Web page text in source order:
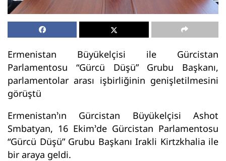
Ermenistan Büyükelçisi ile Gürcistan
Parlamentosu “Gürcü Düşü” Grubu Başkanı,
parlamentolar arası işbirliğinin genişletilmesini
görüştü
Ermenistan’ın Gürcistan Büyükelçisi Ashot
Smbatyan, 16 Ekim’de Gürcistan Parlamentosu
“Gürcü Düşü” Grubu Başkanı Irakli Kirtzkhalia ile
bir araya geldi.